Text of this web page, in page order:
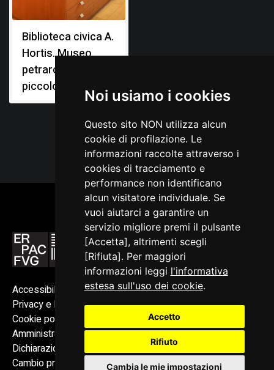
Noi usiamo i cookies
Questo sito NON utilizza alcun
cookie di profilazione. Le
informazioni raccolte attraverso i
cookies di tracciamento e
performance non identificano
alcun visitatore individuale. Se
vuoi aiutarci a garantire un
servizio migliore premi il pulsante
[Accetta], altrimenti scegli
[Rifiuta]. Per maggiori
informazioni leggi l'informativa
estesa sull'uso dei cookie.
Accetto
Rifiuto
Cambia le mie impostazioni
Biblioteca civica A.
Hortis. Museo
petrarchesco
piccolomineo
Accessibilità
Privacy e Note legali
Cookie policy
Amministrazione trasparente
Dichiarazione di accessibilità
Cambio preferenze cookie